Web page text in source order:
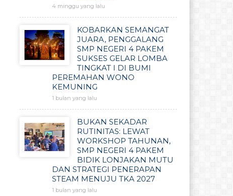
4 minggu yang lalu
KOBARKAN SEMANGAT
JUARA, PENGGALANG
SMP NEGERI 4 PAKEM
SUKSES GELAR LOMBA
TINGKAT I DI BUMI
PEREMAHAN WONO
KEMUNING
1 bulan yang lalu
BUKAN SEKADAR
RUTINITAS: LEWAT
WORKSHOP TAHUNAN,
SMP NEGERI 4 PAKEM
BIDIK LONJAKAN MUTU
DAN STRATEGI PENERAPAN
STEAM MENUJU TKA 2027
1 bulan yang lalu